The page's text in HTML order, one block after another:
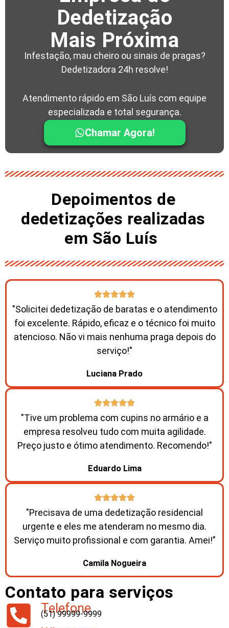
Dedetização
Mais Próxima
Infestação, mau cheiro ou sinais de pragas?
Dedetizadora 24h resolve!
Atendimento rápido em São Luís com equipe
especializada e total segurança.
Chamar Agora!
Depoimentos de
dedetizações realizadas
em São Luís ​
"Solicitei dedetização de baratas e o atendimento
foi excelente. Rápido, eficaz e o técnico foi muito
atencioso. Não vi mais nenhuma praga depois do
serviço!"
Luciana Prado
"Tive um problema com cupins no armário e a
empresa resolveu tudo com muita agilidade.
Preço justo e ótimo atendimento. Recomendo!"
Eduardo Lima
"Precisava de uma dedetização residencial
urgente e eles me atenderam no mesmo dia.
Serviço muito profissional e com garantia. Amei!"
Camila Nogueira
Contato para serviços
Telefone
(51) 99999-9999